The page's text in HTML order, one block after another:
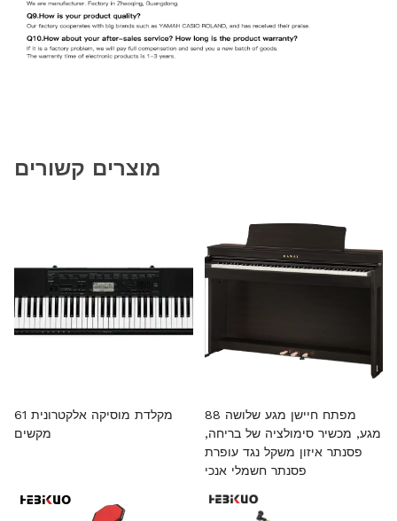
מוצרים קשורים
61 מקלדת מוסיקה אלקטרונית
מקשים
88 מפתח חיישן מגע שלושה
מגע, מכשיר סימולציה של בריחה,
פסנתר איזון משקל נגד עופרת
פסנתר חשמלי אנכי